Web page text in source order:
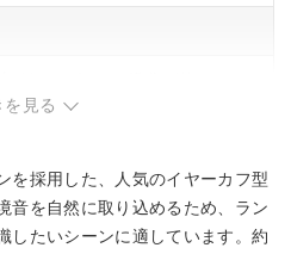
を見る
を採用した、人気のイヤーカフ型
音を自然に取り込めるため、ラン
したいシーンに適しています。約